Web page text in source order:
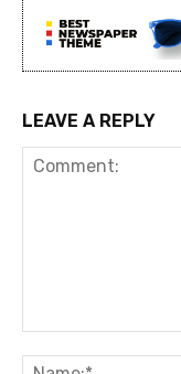
LEAVE A REPLY